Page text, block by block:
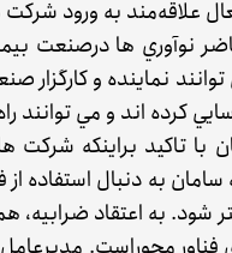
علاقه‌مند به ورود
نوآوري ها درصنعت
نماينده و
كرده اند و مي توانند
تاكيد براينكه شركت
به دنبال استفاده
شود. به اعتقاد ضرابيه،